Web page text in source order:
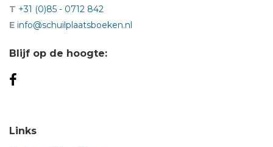
T +31 (0)85 - 0712 842
E info@schuilplaatsboeken.nl
Blijf op de hoogte:
Links